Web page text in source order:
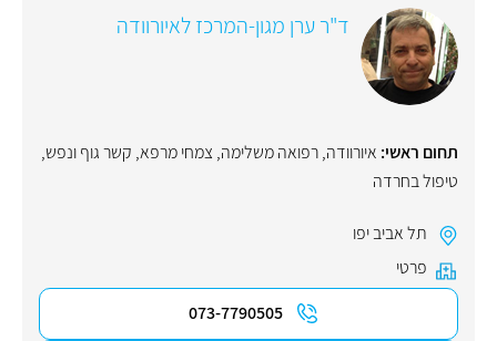
ד"ר ערן מגון-המרכז לאיורוודה
תחום ראשי: איורוודה,רפואה משלימה, צמחי מרפא, קשר גוף ונפש,
טיפול בחרדה
תל אביב יפו
פרטי
073-7790505